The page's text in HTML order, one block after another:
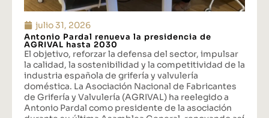
julio 31, 2026
Antonio Pardal renueva la presidencia de
AGRIVAL hasta 2030
El objetivo, reforzar la defensa del sector, impulsar
la calidad, la sostenibilidad y la competitividad de la
industria española de grifería y valvulería
doméstica. La Asociación Nacional de Fabricantes
de Grifería y Valvulería (AGRIVAL) ha reelegido a
Antonio Pardal como presidente de la asociación